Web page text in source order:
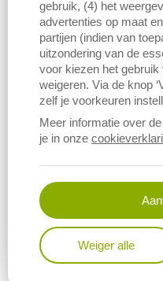
Download
Onderstaande grafiek geeft
een aantal rietjes
wordt onder andere bepaald
sperma en de
hengst en van dag tot dag.
gebruik, (4) het
advertenties op maat
partijen (indien van
uitzondering van de
voor kiezen het
weigeren. Via de knop
zelf je voorkeuren
Meer informatie over
je in onze
Weiger alle